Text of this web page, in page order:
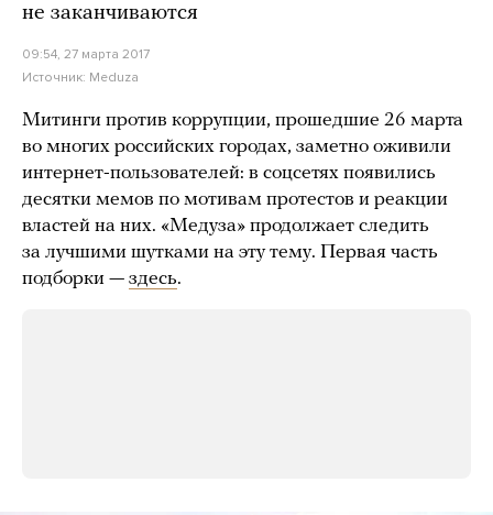
не заканчиваются
09:54, 27 марта 2017
Источник: Meduza
Митинги против коррупции, прошедшие 26 марта
во многих российских городах, заметно оживили
интернет-пользователей: в соцсетях появились
десятки мемов по мотивам протестов и реакции
властей на них. «Медуза» продолжает следить
за лучшими шутками на эту тему. Первая часть
подборки — здесь.